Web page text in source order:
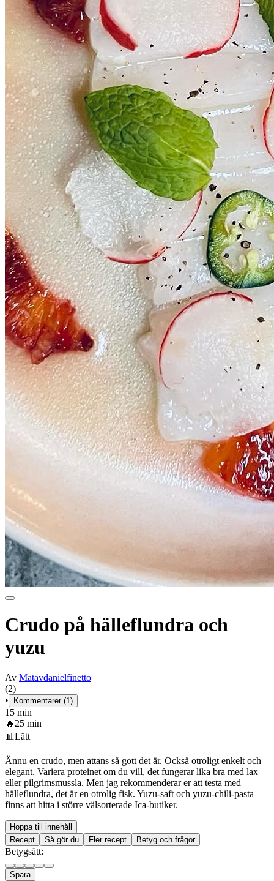
Crudo på hälleflundra och
yuzu
Av Matavdanielfinetto
(2)
•
Kommentarer (1)
15 min
🔥 25 min
📊 Lätt
Ännu en crudo, men attans så gott det är. Också otroligt enkelt och
elegant. Variera proteinet om du vill, det fungerar lika bra med lax
eller pilgrimsmussla. Men jag rekommenderar er att testa med
hälleflundra, det är en otrolig fisk. Yuzu-saft och yuzu-chili-pasta
finns att hitta i större välsorterade Ica-butiker.
Hoppa till innehåll
Recept
Så gör du Fler recept Betyg och frågor
Betygsätt:
Spara